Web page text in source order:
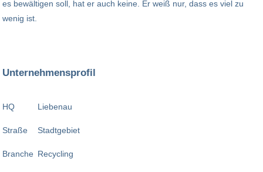
es bewältigen soll, hat er auch keine. Er weiß nur, dass es viel zu
wenig ist.
Unternehmensprofil
HQ
Straße
Branche
Liebenau
Stadtgebiet
Recycling